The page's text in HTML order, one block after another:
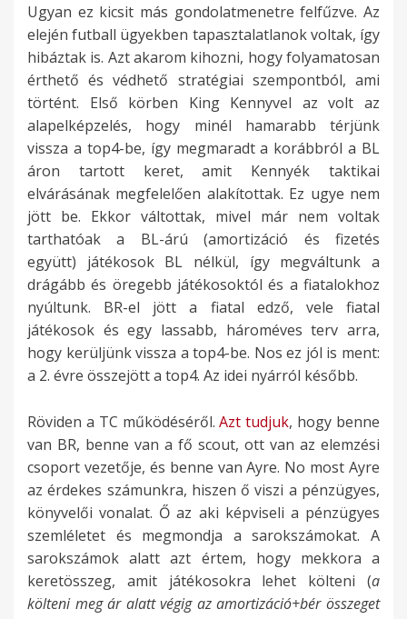
Ugyan ez kicsit más gondolatmenetre felfűzve. Az
elején futball ügyekben tapasztalatlanok voltak, így
hibáztak is. Azt akarom kihozni, hogy folyamatosan
érthető és védhető stratégiai szempontból, ami
történt. Első körben King Kennyvel az volt az
alapelképzelés, hogy minél hamarabb térjünk
vissza a top4-be, így megmaradt a korábbról a BL
áron tartott keret, amit Kennyék taktikai
elvárásának megfelelően alakítottak. Ez ugye nem
jött be. Ekkor váltottak, mivel már nem voltak
tarthatóak a BL-árú (amortizáció és fizetés
együtt) játékosok BL nélkül, így megváltunk a
drágább és öregebb játékosoktól és a fiatalokhoz
nyúltunk. BR-el jött a fiatal edző, vele fiatal
játékosok és egy lassabb, hároméves terv arra,
hogy kerüljünk vissza a top4-be. Nos ez jól is ment:
a 2. évre összejött a top4. Az idei nyárról később.
Röviden a TC működéséről.Azt tudjuk, hogy benne
van BR, benne van a fő scout, ott van az elemzési
csoport vezetője, és benne van Ayre. No most Ayre
az érdekes számunkra, hiszen ő viszi a pénzügyes,
könyvelői vonalat. Ő az aki képviseli a pénzügyes
szemléletet és megmondja a sarokszámokat. A
sarokszámok alatt azt értem, hogy mekkora a
keretösszeg, amit játékosokra lehet költeni (a
költeni meg ár alatt végig az amortizáció+bér összeget